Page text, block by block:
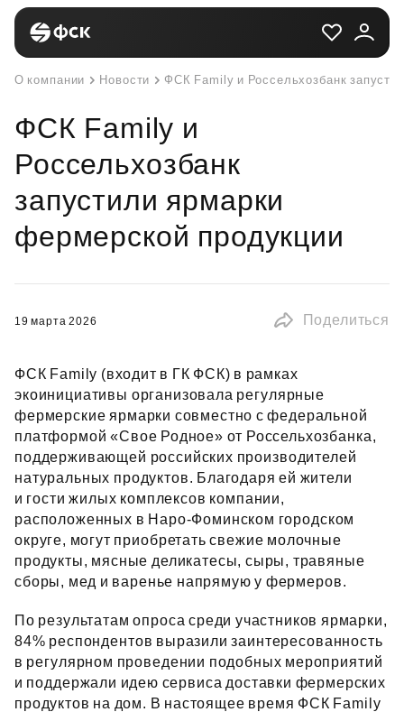
О компании Новости ФСК Family и Россельхозбанк
ФСК Family и
Россельхозбанк
запустили ярмарки
фермерской продукции
19 марта 2026 Поделиться
ФСК Family (входит в ГК ФСК) в рамках
экоинициативы организовала регулярные
фермерские ярмарки совместно с федеральной
платформой «Свое Родное» от Россельхозбанка,
поддерживающей российских производителей
натуральных продуктов. Благодаря ей жители
и гости жилых комплексов компании,
расположенных в Наро‑Фоминском городском
округе, могут приобретать свежие молочные
продукты, мясные деликатесы, сыры, травяные
сборы, мед и варенье напрямую у фермеров.
По результатам опроса среди участников ярмарки,
84% респондентов выразили заинтересованность
в регулярном проведении подобных мероприятий
и поддержали идею сервиса доставки фермерских
продуктов на дом. В настоящее время ФСК Family